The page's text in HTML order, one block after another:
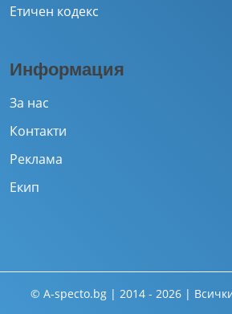
Етичен кодекс
Информация
За нас
Контакти
Реклама
Екип
© A-specto.bg | 2014 - 2026 |